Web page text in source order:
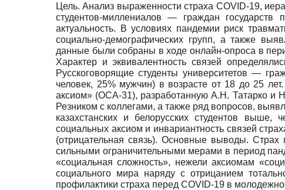
Цель. Анализ выраженности страха COVID-19,
студентов-миллениалов — граждан государств
актуальность. В условиях пандемии риск
социально-демографических групп, а также
данные были собраны в ходе онлайн-опроса в
Характер и эквивалентность связей
Русскоговорящие студенты университетов —
человек, 25% мужчин) в возрасте от 18 до 25
аксиом» (ОСА-31), разработанную А.Н. Татарко и
Резником с коллегами, а также ряд вопросов,
казахстанских и белорусских студентов выше,
социальных аксиом и инвариантность связей
(отрицательная связь). Основные выводы.
сильными ограничительными мерами в период
«социальная сложность», нежели аксиомам
социального мира наряду с отрицанием
профилактики страха перед COVID-19 в